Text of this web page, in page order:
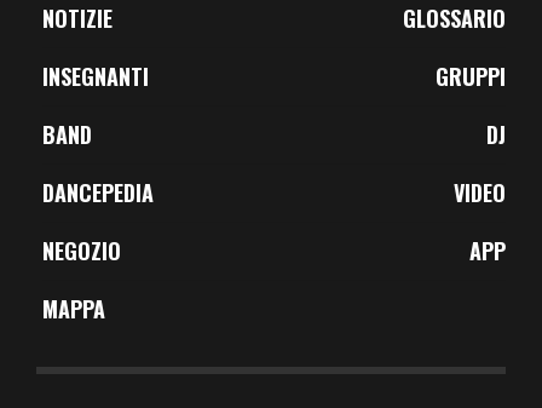
GLOSSARIO
NOTIZIE
GRUPPI
INSEGNANTI
DJ
BAND
VIDEO
DANCEPEDIA
APP
NEGOZIO
MAPPA